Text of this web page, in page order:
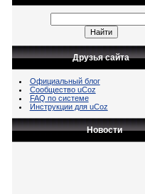
Друзья сайта
Официальный блог
Сообщество uCoz
FAQ по системе
Инструкции для uCoz
Новости